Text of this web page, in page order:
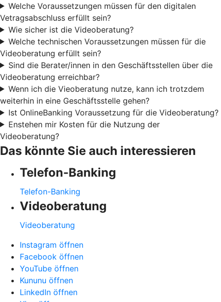
Welche Voraussetzungen müssen für den digitalen
Vetragsabschluss erfüllt sein?
Wie sicher ist die Videoberatung?
Welche technischen Voraussetzungen müssen für die
Videoberatung erfüllt sein?
Sind die Berater/innen in den Geschäftsstellen über die
Videoberatung erreichbar?
Wenn ich die Vieoberatung nutze, kann ich trotzdem
weiterhin in eine Geschäftsstelle gehen?
Ist OnlineBanking Voraussetzung für die Videoberatung?
Enstehen mir Kosten für die Nutzung der
Videoberatung?
Das könnte Sie auch interessieren
Telefon-Banking
Telefon-Banking
Videoberatung
Videoberatung
Instagram öffnen
Facebook öffnen
YouTube öffnen
Kununu öffnen
LinkedIn öffnen